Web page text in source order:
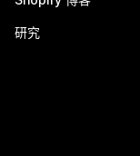
研究